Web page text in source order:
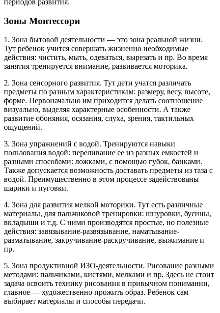
Зоны Монтессори
1. Зона бытовой деятельности — это зона реальной жизни.
Тут ребенок учится совершать жизненно необходимые
действия: чистить, мыть, одеваться, вырезать и пр. Во время
занятия тренируется внимание, развивается моторика.
2. Зона сенсорного развития. Тут дети учатся различать
предметы по разным характеристикам: размеру, весу, высоте,
форме. Первоначально им приходится делать соотношение
визуально, выделяя характерные особенности. А также
развитие обоняния, осязания, слуха, зрения, тактильных
ощущений.
3. Зона упражнений с водой. Тренируются навыки
пользования водой: переливание ее из разных емкостей и
разными способами: ложками, с помощью губок, банками.
Также допускается возможность доставать предметы из таза с
водой. Преимущественно в этом процессе задействованы
шарики и пуговки.
4. Зона для развития мелкой моторики. Тут есть различные
материалы, для пальчиковой тренировки: шнуровки, бусины,
вкладыши и т.д. С ними производятся простые, но полезные
действия: завязывание-развязывание, наматывание-
разматывание, закручивание-раскручивание, выжимание и
пр.
5. Зона продуктивной ИЗО-деятельности. Рисование разными
методами: пальчиками, кистями, мелками и пр. Здесь не стоит
задача освоить технику рисования в привычном понимании,
главное — художественно прожить образ. Ребенок сам
выбирает материалы и способы передачи.